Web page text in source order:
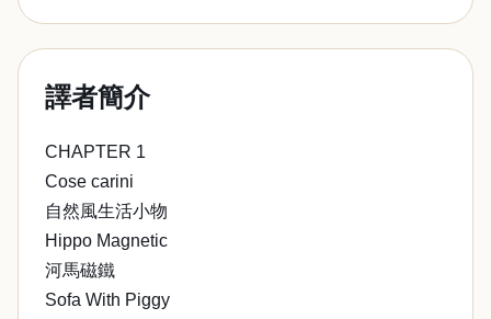
譯者簡介
CHAPTER 1
Cose carini
自然風生活小物
Hippo Magnetic
河馬磁鐵
Sofa With Piggy